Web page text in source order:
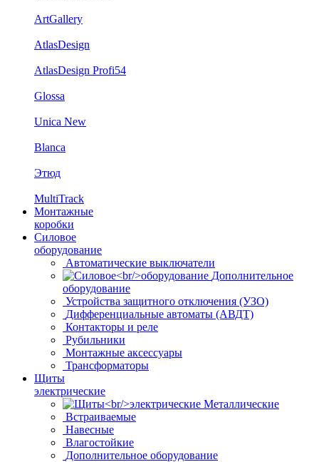
ArtGallery
AtlasDesign
AtlasDesign Profi54
Glossa
Unica New
Blanca
Этюд
MultiTrack
Монтажные
коробки
Силовое
оборудование
Автоматические выключатели
Дополнительное
оборудование
Устройства защитного отключения (УЗО)
Дифференциальные автоматы (АВДТ)
Контакторы и реле
Рубильники
Монтажные аксессуары
Трансформаторы
Щиты
электрические
Металлические
Встраиваемые
Навесные
Влагостойкие
Дополнительное оборудование